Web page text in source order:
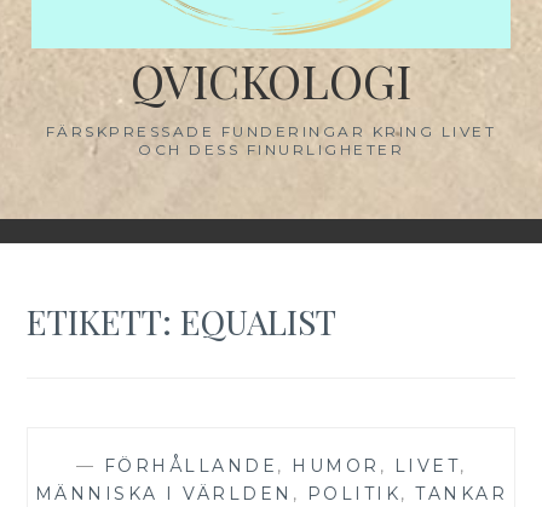
QVICKOLOGI
FÄRSKPRESSADE FUNDERINGAR KRING LIVET
OCH DESS FINURLIGHETER
ETIKETT:EQUALIST
— FÖRHÅLLANDE , HUMOR , LIVET,
MÄNNISKA I VÄRLDEN , POLITIK,TANKAR